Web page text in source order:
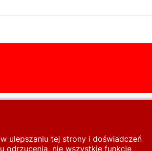
ulepszaniu tej strony i doświadczeń
odrzucenia, nie wszystkie funkcje